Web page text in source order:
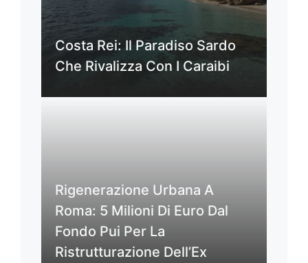
Costa Rei: Il Paradiso Sardo
Che Rivalizza Con I Caraibi
Rigenerazione Urbana A
Roma: 5 Milioni Di Euro Dal
Fondo Pui Per La
Ristrutturazione Dell’Ex